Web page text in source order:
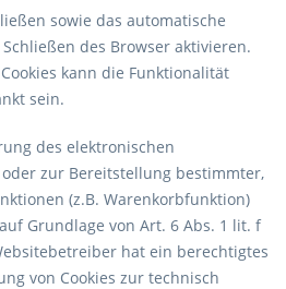
sowie das automatische
des Browser aktivieren.
kann die Funktionalität
sein.
des elektronischen
zur Bereitstellung bestimmter,
(z.B. Warenkorbfunktion)
Grundlage von Art. 6 Abs. 1 lit. f
hat ein berechtigtes
von Cookies zur technisch